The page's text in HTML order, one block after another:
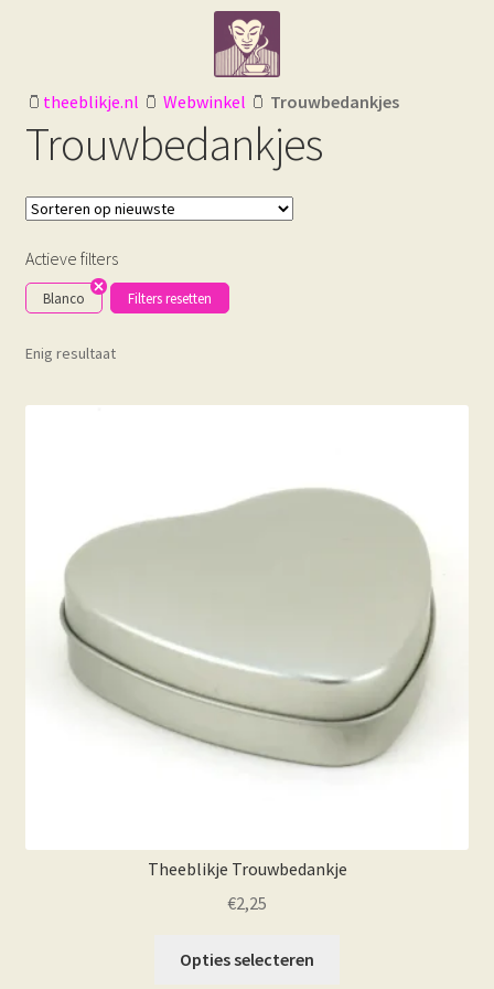
navigatie
inhoud
🫙 theeblikje.nl 🫙 Webwinkel 🫙 Trouwbedankjes
Trouwbedankjes
Actieve filters
Blanco Filters resetten
Enig resultaat
Theeblikje Trouwbedankje
€2,25
Opties selecteren